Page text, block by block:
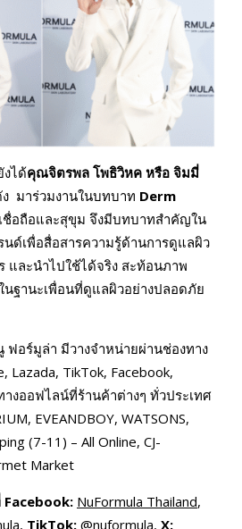
ได้คุณจิตรพล โพธิวิหค หรือ จิมมี่
มาร่วมงานในบทบาท Derm
ชื่อถือและสุขุม จึงมีบทบาทสำคัญใน
ด์เพื่อสื่อสารความรู้ด้านการดูแลผิว
และนำไปใช้ได้จริง สะท้อนภาพ
ฐานะเพื่อนที่ดูแลผิวอย่างปลอดภัย
อร์มูล่า มีวางจำหน่ายผ่านช่องทาง
Lazada, TikTok, Facebook,
งออฟไลน์ที่ร้านค้าต่างๆ ทั่วประเทศ
EVEANDBOY, WATSONS,
(7-11) – All Online, CJ-
Market
Facebook: NuFormula Thailand,
TikTok: @nuformula, X: